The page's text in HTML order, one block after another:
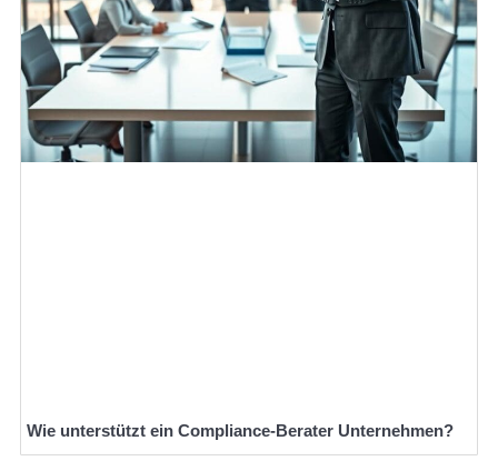
Wie unterstützt ein Compliance-Berater Unternehmen?